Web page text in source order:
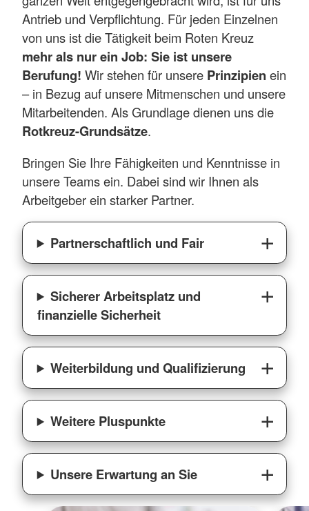
Antrieb und Verpflichtung. Für jeden Einzelnen
von uns ist die Tätigkeit beim Roten Kreuz
mehr als nur ein Job: Sie ist unsere
Berufung! Wir stehen für unsere Prinzipien ein
– in Bezug auf unsere Mitmenschen und unsere
Mitarbeitenden. Als Grundlage dienen uns die
Rotkreuz-Grundsätze.
Bringen Sie Ihre Fähigkeiten und Kenntnisse in
unsere Teams ein. Dabei sind wir Ihnen als
Arbeitgeber ein starker Partner.
Partnerschaftlich und Fair
Sicherer Arbeitsplatz und
finanzielle Sicherheit
Weiterbildung und Qualifizierung
Weitere Pluspunkte
Unsere Erwartung an Sie